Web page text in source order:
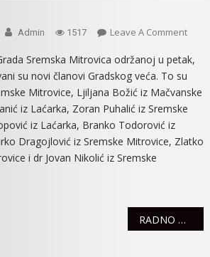
Admin 1517 Leave A CommentOn
VEĆA
Sremska Mitrovica održanoj u petak,
su novi članovi Gradskog veća. To su
Mitrovice, Ljiljana Božić iz Mačvanske
iz Laćarka, Zoran Puhalić iz Sremske
iz Laćarka, Branko Todorović iz
Dragojlović iz Sremske Mitrovice, Zlatko
i dr Jovan Nikolić iz Sremske
RADNO U ULICI MAČVANSKI KEJ